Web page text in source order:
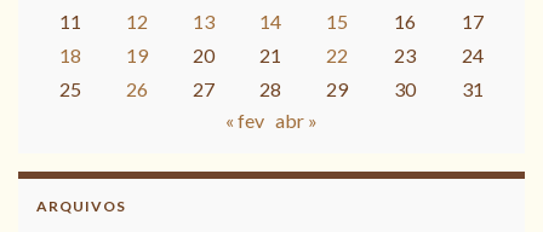
11
12 13 14 15 16
17
18
19 20 21 22 23
24
25
26 27 28 29 30
31
« fev abr »
ARQUIVOS